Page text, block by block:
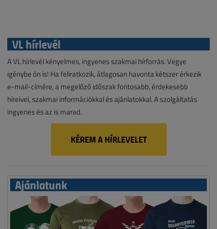
VL hírlevél
A VL hírlevél kényelmes, ingyenes szakmai hírforrás. Vegye
igénybe ön is! Ha feliratkozik, átlagosan havonta kétszer érkezik
e-mail-címére, a megelőző időszak fontosabb, érdekesebb
híreivel, szakmai információkkal és ajánlatokkal. A szolgáltatás
ingyenes és az is marad.
KÉREM A HÍRLEVELET
Ajánlatunk